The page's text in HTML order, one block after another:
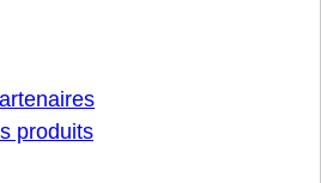
produits